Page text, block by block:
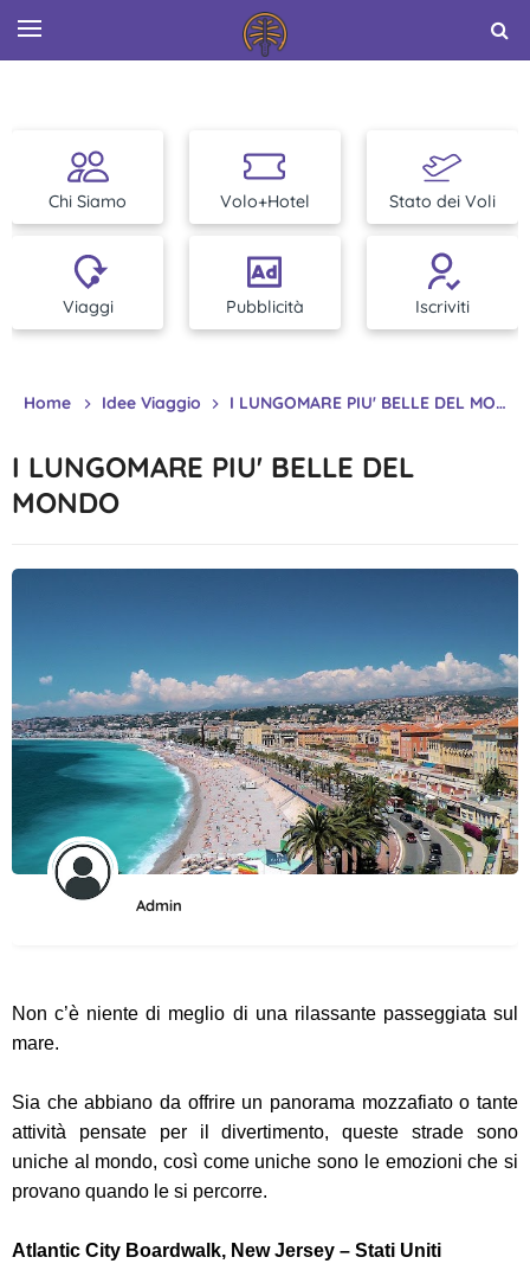
Chi Siamo Volo+Hotel Stato dei Voli
Viaggi Pubblicità Iscriviti
Home Idee Viaggio I LUNGOMARE PIU' BELLE DEL MONDO
I LUNGOMARE PIU' BELLE DEL
MONDO
Admin
Non c’è niente di meglio di una rilassante passeggiata sul
mare.
Sia che abbiano da offrire un panorama mozzafiato o tante
attività pensate per il divertimento, queste strade sono
uniche al mondo, così come uniche sono le emozioni che si
provano quando le si percorre.
Atlantic City Boardwalk, New Jersey – Stati Uniti